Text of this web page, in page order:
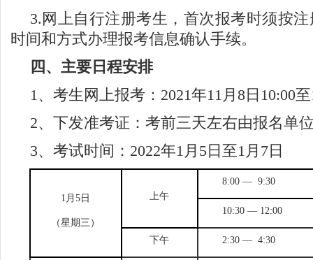
3. 网上自行注册考生，首次报考时须按
时间和方式办理报考信息确认手续。
四、主要日程安排
1、考生网上报考：2021年11月8日10:00
2、下发准考证：考前三天左右由报名单
3、考试时间：2022年1月5日至1月7日
1 月 5 日
（星期三）
上午
8:00— 9:30
10:30— 12:00
下午 2:30— 4:30